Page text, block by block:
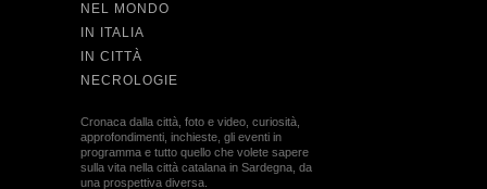
NEL MONDO
IN ITALIA
IN CITTÀ
NECROLOGIE
Cronaca dalla città, foto e video, curiosità,
approfondimenti, inchieste, gli eventi in
programma e tutto quello che volete sapere
sulla vita nella città catalana in Sardegna, da
una prospettiva diversa.